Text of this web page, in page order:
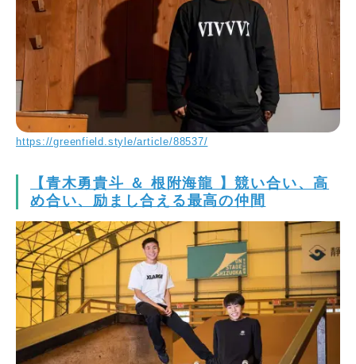
https://greenfield.style/article/88537/
【青木勇貴斗 ＆ 根附海龍 】競い合い、高
め合い、励まし合える最高の仲間